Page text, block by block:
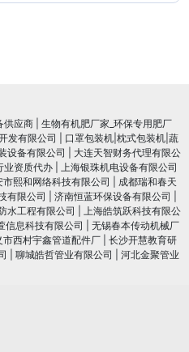
供应商
生物有机肥厂家_环保专用肥厂
发有限公司
口罩包装机|枕式包装机|蔬
设备有限公司
大连天智财务代理有限公
业资质代办
上海银珠机电设备有限公司
市熙和网络科技有限公司
成都瑞和春天
有限公司 济南恒蓝环保设备有限公司
水工程有限公司
上海皓筑跃科技有限公
信息科技有限公司
无锡春本传动机械厂
市西村宇鑫管道配件厂
长沙开慧教育研
聊城皓哲管业有限公司
河北金聚管业